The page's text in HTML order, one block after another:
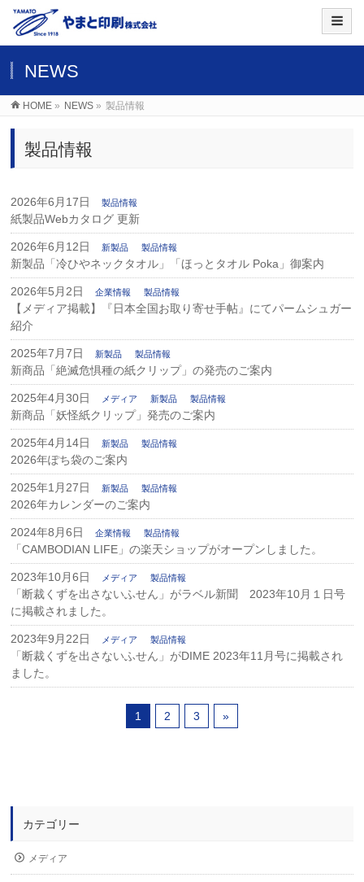
NEWS
HOME » NEWS » 製品情報
製品情報
2026年6月17日 製品情報
紙製品Webカタログ 更新
2026年6月12日 新製品 製品情報
新製品「冷ひやネックタオル」「ほっとタオル Poka」御案内
2026年5月2日 企業情報 製品情報
【メディア掲載】『日本全国お取り寄せ手帖』にてパームシュガー
紹介
2025年7月7日 新製品 製品情報
新商品「絶滅危惧種の紙クリップ」の発売のご案内
2025年4月30日 メディア 新製品 製品情報
新商品「妖怪紙クリップ」発売のご案内
2025年4月14日 新製品 製品情報
2026年ぽち袋のご案内
2025年1月27日 新製品 製品情報
2026年カレンダーのご案内
2024年8月6日 企業情報 製品情報
「CAMBODIAN LIFE」の楽天ショップがオープンしました。
2023年10月6日 メディア 製品情報
「断裁くずを出さないふせん」がラベル新聞 2023年10月１日号
に掲載されました。
2023年9月22日 メディア 製品情報
「断裁くずを出さないふせん」がDIME 2023年11月号に掲載され
ました。
1 2 3 »
カテゴリー
メディア